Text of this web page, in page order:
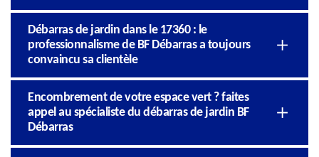
Débarras de jardin dans le 17360 : le
professionnalisme de BF Débarras a toujours
convaincu sa clientèle
Encombrement de votre espace vert ? faites
appel au spécialiste du débarras de jardin BF
Débarras